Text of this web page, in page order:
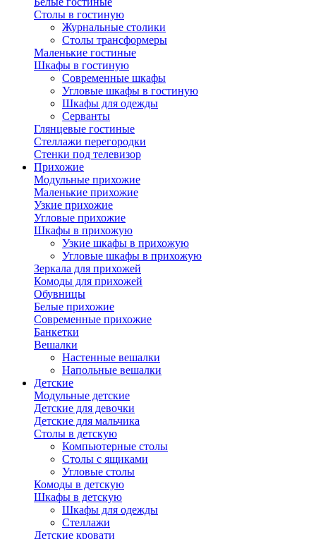
Столы в гостиную
Журнальные столики
Столы трансформеры
Маленькие гостиные
Шкафы в гостиную
Современные шкафы
Угловые шкафы в гостиную
Шкафы для одежды
Серванты
Глянцевые гостиные
Стеллажи перегородки
Стенки под телевизор
Прихожие
Модульные прихожие
Маленькие прихожие
Узкие прихожие
Угловые прихожие
Шкафы в прихожую
Узкие шкафы в прихожую
Угловые шкафы в прихожую
Зеркала для прихожей
Комоды для прихожей
Обувницы
Белые прихожие
Современные прихожие
Банкетки
Вешалки
Настенные вешалки
Напольные вешалки
Детские
Модульные детские
Детские для девочки
Детские для мальчика
Столы в детскую
Компьютерные столы
Столы с ящиками
Угловые столы
Комоды в детскую
Шкафы в детскую
Шкафы для одежды
Стеллажи
Детские кровати